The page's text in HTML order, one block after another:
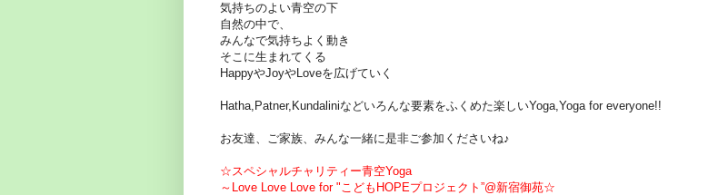
気持ちのよい青空の下
自然の中で、
みんなで気持ちよく動き
そこに生まれてくる
HappyやJoyやLoveを広げていく
Hatha,Patner,Kundaliniなどいろんな要素をふくめた楽しいYoga,Yoga for everyone!!
お友達、ご家族、みんな一緒に是非ご参加くださいね♪
☆スペシャルチャリティー青空Yoga
～Love Love Love for "こどもHOPEプロジェクト”@新宿御苑☆